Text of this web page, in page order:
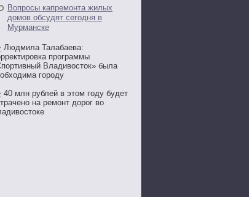
Вопросы капремонта жилых
домов обсудят сегодня в
Мурманске
Людмила Талабаева:
программы
Владивосток» была
городу
40 млн рублей в этом году будет
на ремонт дорог во